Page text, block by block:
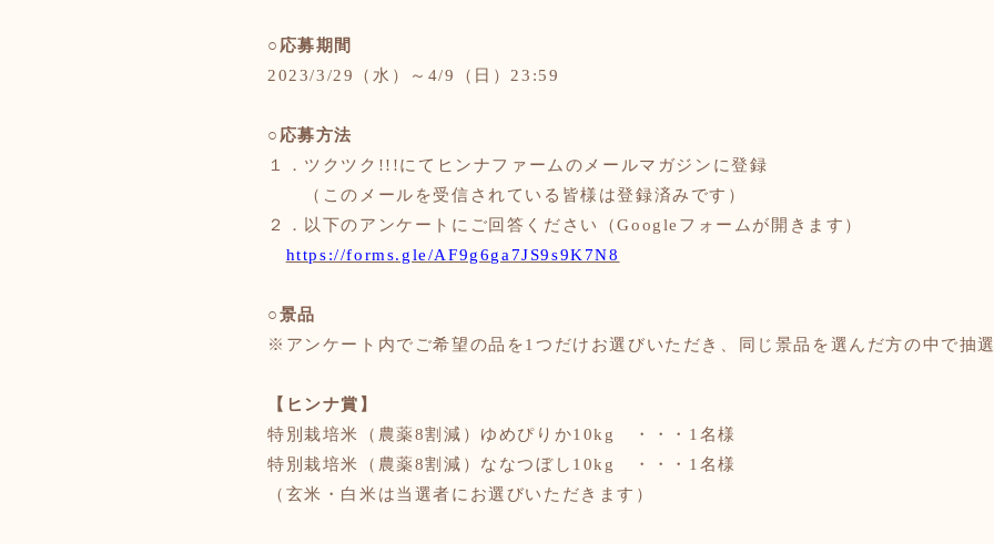
○応募期間
2023/3/29（水）～4/9（日）23:59
○応募方法
１． ツクツク !!!にてヒンナファームのメールマガジンに登録
（このメールを受信されている皆様は登録済みです）
２．以下のアンケートにご回答ください（Googleフォームが開きます）
https://forms.gle/AF9g6ga7JS9s9K7N8
○景品
※アンケート内でご希望の品を1つだけお選びいただき、
同じ景品を選んだ方の中で抽
【ヒンナ賞】
特別栽培米（農薬8割減）ゆめぴりか10kg ・・・1名様
特別栽培米（農薬8割減）ななつぼし10kg ・・・1名様
（玄米・白米は当選者にお選びいただきます）